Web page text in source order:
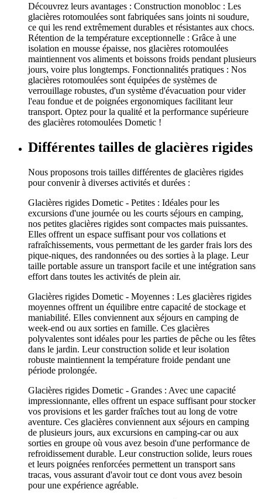
Découvrez leurs avantages : Construction monobloc : Les
glacières rotomoulées sont fabriquées sans joints ni soudure,
ce qui les rend extrêmement durables et résistantes aux chocs.
Rétention de la température exceptionnelle : Grâce à une
isolation en mousse épaisse, nos glacières rotomoulées
maintiennent vos aliments et boissons froids pendant plusieurs
jours, voire plus longtemps. Fonctionnalités pratiques : Nos
glacières rotomoulées sont équipées de systèmes de
verrouillage robustes, d'un système d'évacuation pour vider
l'eau fondue et de poignées ergonomiques facilitant leur
transport. Optez pour la qualité et la performance supérieure
des glacières rotomoulées Dometic !
Différentes tailles de glacières rigides
Nous proposons trois tailles différentes de glacières rigides
pour convenir à diverses activités et durées :
Glacières rigides Dometic - Petites : Idéales pour les
excursions d'une journée ou les courts séjours en camping,
nos petites glacières rigides sont compactes mais puissantes.
Elles offrent un espace suffisant pour vos collations et
rafraîchissements, vous permettant de les garder frais lors des
pique-niques, des randonnées ou des sorties à la plage. Leur
taille portable assure un transport facile et une intégration sans
effort dans toutes les activités de plein air.
Glacières rigides Dometic - Moyennes : Les glacières rigides
moyennes offrent un équilibre entre capacité de stockage et
maniabilité. Elles conviennent aux séjours en camping de
week-end ou aux sorties en famille. Ces glacières
polyvalentes sont idéales pour les parties de pêche ou les fêtes
dans le jardin. Leur construction solide et leur isolation
robuste maintiennent la température froide pendant une
période prolongée.
Glacières rigides Dometic - Grandes : Avec une capacité
impressionnante, elles offrent un espace suffisant pour stocker
vos provisions et les garder fraîches tout au long de votre
aventure. Ces glacières conviennent aux séjours en camping
de plusieurs jours, aux excursions en camping-car ou aux
sorties en groupe où vous avez besoin d'une performance de
refroidissement durable. Leur construction solide, leurs roues
et leurs poignées renforcées permettent un transport sans
tracas, vous assurant d'avoir tout ce dont vous avez besoin
pour une expérience agréable.